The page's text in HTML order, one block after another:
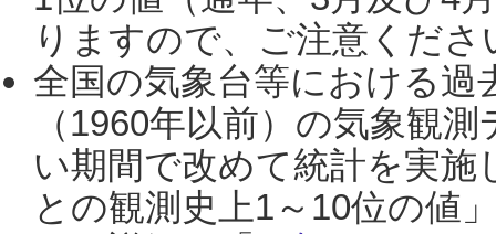
りますので、ご注意くだ
全国の気象台等における過
（1960年以前）の気象観
い期間で改めて統計を実
との観測史上1～10位の値